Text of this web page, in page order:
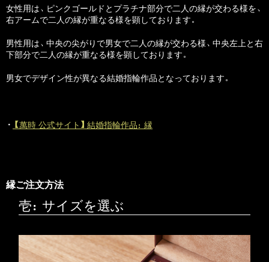
女性用は、ピンクゴールドとプラチナ部分で二人の縁が交わる様を、
右アームで二人の縁が重なる様を顕しております。
男性用は、中央の尖がりで男女で二人の縁が交わる様、中央左上と右
下部分で二人の縁が重なる様を顕しております。
男女でデザイン性が異なる結婚指輪作品となっております。
・ 【萬時 公式サイト】結婚指輪作品：縁
縁ご注文方法
壱：サイズを選ぶ